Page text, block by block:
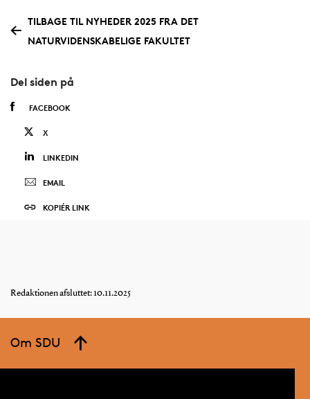
TILBAGE TIL NYHEDER 2025 FRA DET
NATURVIDENSKABELIGE FAKULTET
Del siden på
FACEBOOK
X
LINKEDIN
EMAIL
KOPIÉR LINK
Redaktionen afsluttet: 10.11.2025
Om SDU